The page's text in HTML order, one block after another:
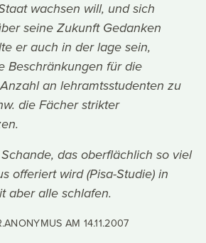
wachsen will, und sich
seine Zukunft Gedanken
er auch in der lage sein,
Beschränkungen für die
an lehramtsstudenten zu
die Fächer strikter
das oberflächlich so viel
offeriert wird (Pisa-Studie) in
aber alle schlafen.
AM 14.11.2007